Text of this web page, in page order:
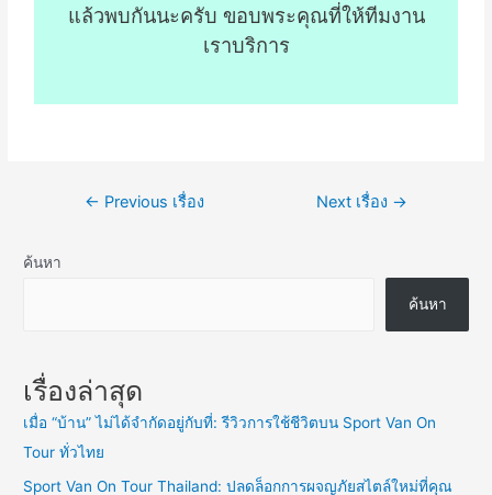
แล้วพบกันนะครับ ขอบพระคุณที่ให้ทีมงาน
เราบริการ
← Previous เรื่อง Next เรื่อง →
ค้นหา
ค้นหา
เรื่องล่าสุด
เมื่อ “บ้าน” ไม่ได้จำกัดอยู่กับที่: รีวิวการใช้ชีวิตบน Sport Van On
Tour ทั่วไทย
Sport Van On Tour Thailand: ปลดล็อกการผจญภัยสไตล์ใหม่ที่คุณ